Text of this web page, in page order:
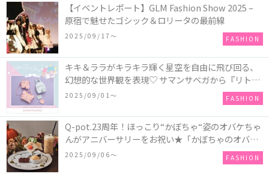
【イベントレポート】GLM Fashion Show 2025 –
原宿で魅せたゴシック＆ロリータの最前線
2025/09/17〜 FASHION
キキ＆ララがキラキラ輝く星空を自由に飛び回る、
幻想的な世界観を表現♡ サマンサベガから『リトル
ツインスターズ』50周年アニバーサリーイヤー』を
2025/09/01〜 FASHION
Q-pot.23周年！ほっこり“かぼちゃ“姿のオバケちゃ
んがアニバーサリーをお祝い★「かぼちゃのオバケ
ーキアクセサリー」が新発売！Q-pot CAFE.では
「かぼちゃのオバケーキプレート」も登場
2025/09/06〜 FASHION